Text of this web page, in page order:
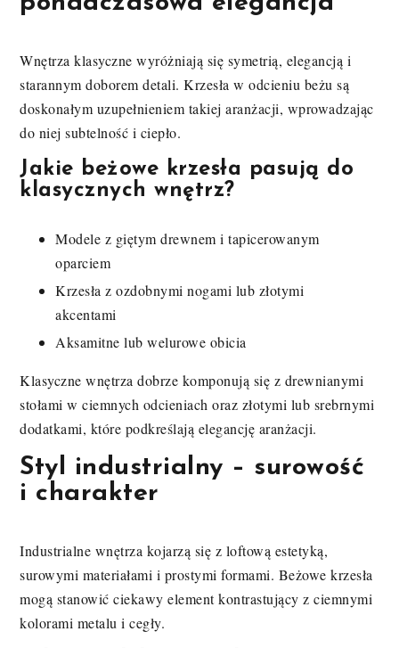
Wnętrza klasyczne wyróżniają się symetrią, elegancją i
starannym doborem detali. Krzesła w odcieniu beżu są
doskonałym uzupełnieniem takiej aranżacji, wprowadzając
do niej subtelność i ciepło.
Jakie beżowe krzesła pasują do
klasycznych wnętrz?
Modele z giętym drewnem i tapicerowanym
oparciem
Krzesła z ozdobnymi nogami lub złotymi
akcentami
Aksamitne lub welurowe obicia
Klasyczne wnętrza dobrze komponują się z drewnianymi
stołami w ciemnych odcieniach oraz złotymi lub srebrnymi
dodatkami, które podkreślają elegancję aranżacji.
Styl industrialny – surowość
i charakter
Industrialne wnętrza kojarzą się z loftową estetyką,
surowymi materiałami i prostymi formami. Beżowe krzesła
mogą stanowić ciekawy element kontrastujący z ciemnymi
kolorami metalu i cegły.